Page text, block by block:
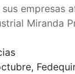
empresas
Miranda